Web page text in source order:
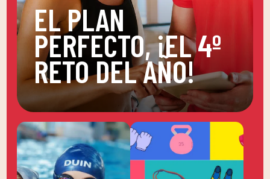
EL PLAN
PERFECTO, ¡EL 4º
RETO DEL AÑO!